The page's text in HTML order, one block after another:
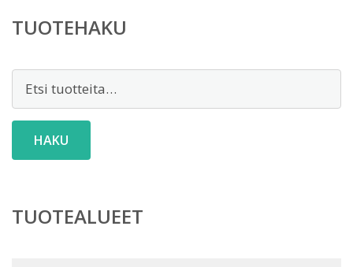
TUOTEHAKU
Etsi:
HAKU
TUOTEALUEET